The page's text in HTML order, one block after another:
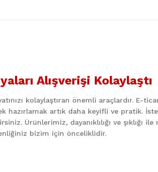
Yorum Yaz
Alışverişi Kolaylaştı
kolaylaştıran önemli araçlardır. E-
artık daha keyifli ve pratik.
Ürünlerimiz, dayanıklılığı ve şıklığı
bizim için önceliklidir.